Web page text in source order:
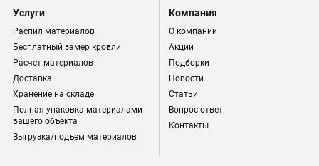
Услуги
Распил материалов
Бесплатный замер кровли
Расчет материалов
Доставка
Хранение на складе
Полная упаковка материалами
вашего объекта
Выгрузка/подъем материалов
Компания
О компании
Акции
Подборки
Новости
Статьи
Вопрос-ответ
Контакты